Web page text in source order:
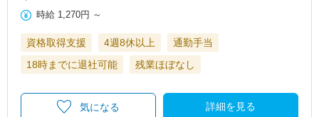
時給 1,270円 ～
資格取得支援 4週8休以上
通勤手当
18時までに退社可能
残業ほぼなし
詳細を見る
気になる